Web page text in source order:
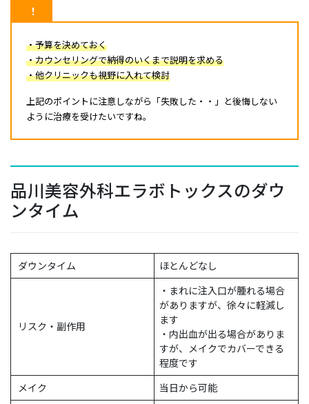
！
・予算を決めておく
・カウンセリングで納得のいくまで説明を求める
・他クリニックも視野に入れて検討
上記のポイントに注意しながら「失敗した・・」と後悔しない
ように治療を受けたいですね。
品川美容外科エラボトックスのダウ
ンタイム
ダウンタイム ほとんどなし
リスク・副作用
・まれに注入口が腫れる場合
がありますが、徐々に軽減し
ます
・内出血が出る場合がありま
すが、メイクでカバーできる
程度です
メイク
当日から可能